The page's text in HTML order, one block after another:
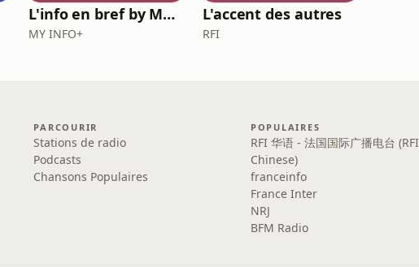
L'info en bref by MY INFO+
MY INFO+
L'accent des autres
RFI
PARCOURIR
Stations de radio
Podcasts
Chansons Populaires
POPULAIRES
RFI 华语 - 法国国际广播电台 (RFI
Chinese)
franceinfo
France Inter
NRJ
BFM Radio